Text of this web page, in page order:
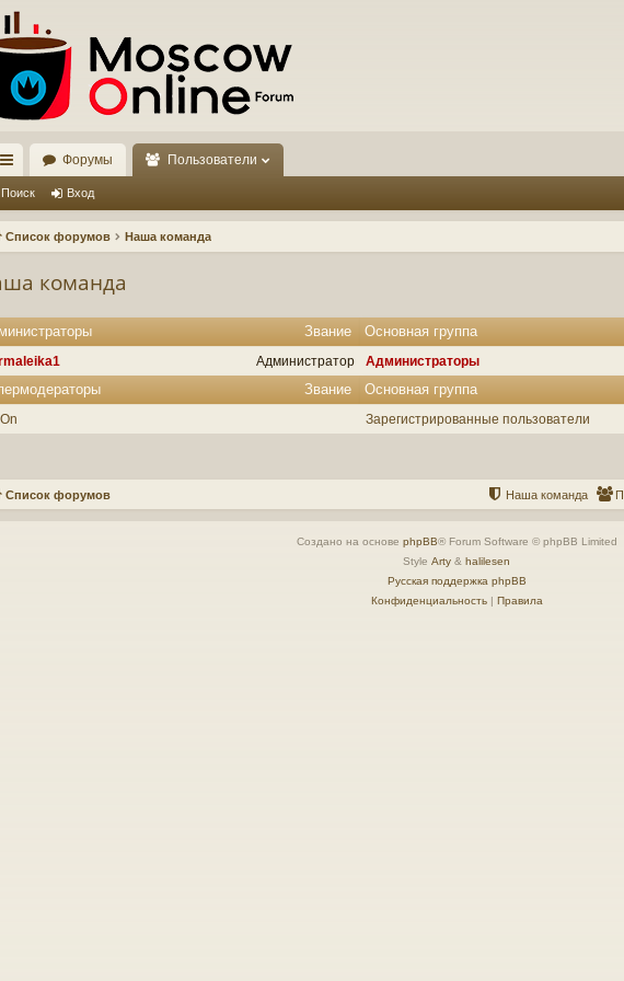
с
ы
и
Форумы Пользователи
Поиск Вход
Список форумов Наша команда
команда
Звание Основная группа
Администратор Администраторы
Звание Основная группа
Зарегистрированные пользователи
Список форумов Наша команда
Создано на основе phpBB® Forum Software © phpBB Limited
Style Arty & halilesen
Русская поддержка phpBB
Конфиденциальность| Правила